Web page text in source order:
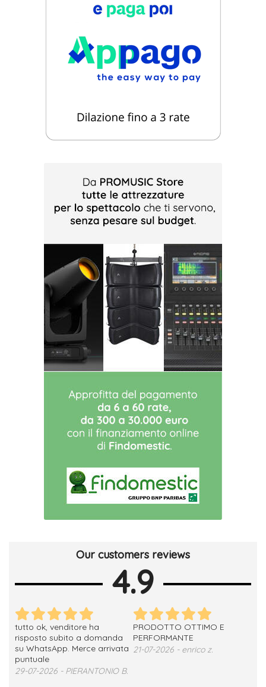
Our customers reviews
4.9
tutto ok, venditore ha
risposto subito a domanda
su WhatsApp. Merce arrivata
puntuale
29-07-2026 - PIERANTONIO B.
PRODOTTO OTTIMO E
PERFORMANTE
21-07-2026 - enrico z.